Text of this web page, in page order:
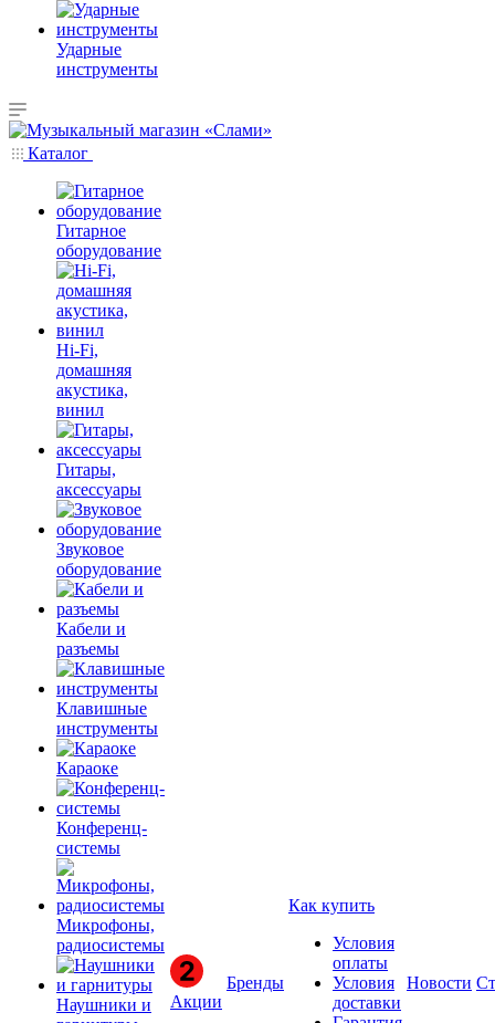
Ударные
инструменты
Каталог
Гитарное
оборудование
Hi-Fi,
домашняя
акустика,
винил
Гитары,
аксессуары
Звуковое
оборудование
Кабели и
разъемы
Клавишные
инструменты
Караоке
Конференц-
системы
Микрофоны,
радиосистемы
Наушники и
Акции
Бренды
Как купить
Условия
оплаты
Условия
доставки
Новости